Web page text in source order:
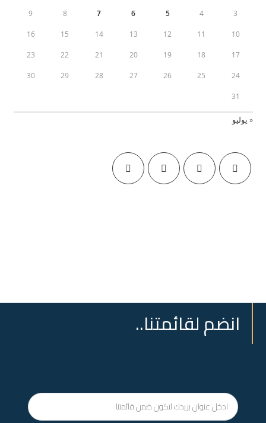
3
4
5
6
7
8
9
10
11
12
13
14
15
16
17
18
19
20
21
22
23
24
25
26
27
28
29
30
31
« يوليو
انضم لقائمتنا..